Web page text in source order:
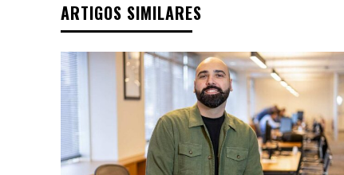
ARTIGOS SIMILARES